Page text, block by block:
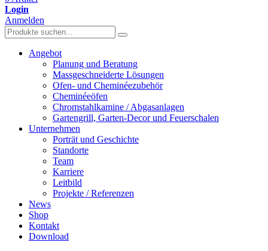
Login
Anmelden
Angebot
Planung und Beratung
Massgeschneiderte Lösungen
Ofen- und Cheminéezubehör
Cheminéeöfen
Chromstahlkamine / Abgasanlagen
Gartengrill, Garten-Decor und Feuerschalen
Unternehmen
Porträt und Geschichte
Standorte
Team
Karriere
Leitbild
Projekte / Referenzen
News
Shop
Kontakt
Download